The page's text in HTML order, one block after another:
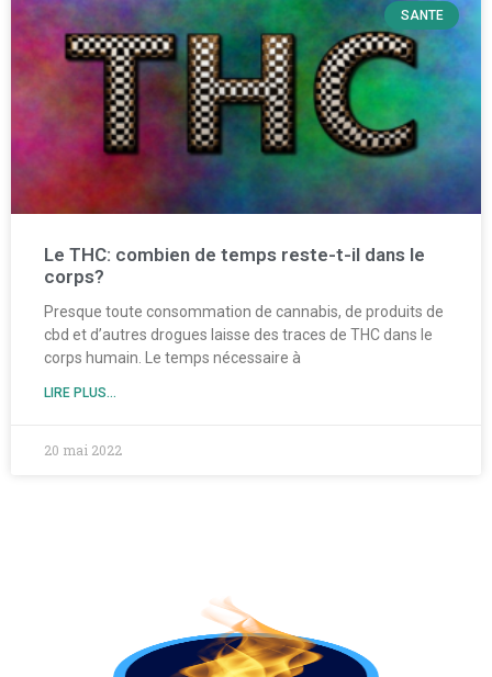
SANTE
Le THC: combien de temps reste-t-il dans le
corps?
Presque toute consommation de cannabis, de produits de
cbd et d’autres drogues laisse des traces de THC dans le
corps humain. Le temps nécessaire à
LIRE PLUS...
20 mai 2022